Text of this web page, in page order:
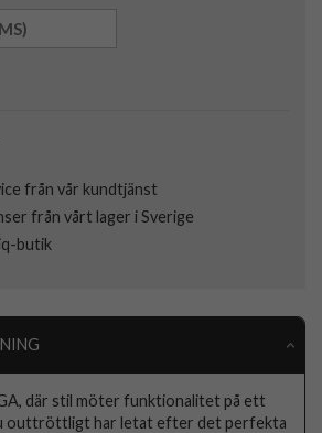
från vår kundtjänst
från vårt lager i Sverige
butik
där stil möter funktionalitet på ett
outtröttligt har letat efter det perfekta